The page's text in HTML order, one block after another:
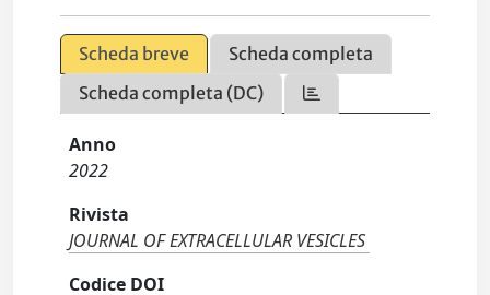
Scheda breve
Scheda completa
Scheda completa (DC)
Anno
2022
Rivista
JOURNAL OF EXTRACELLULAR VESICLES
Codice DOI